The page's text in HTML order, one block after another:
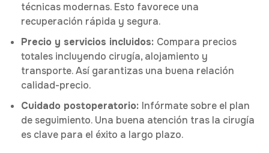
técnicas modernas. Esto favorece una
recuperación rápida y segura.
Precio y servicios incluidos: Compara precios
totales incluyendo cirugía, alojamiento y
transporte. Así garantizas una buena relación
calidad-precio.
Cuidado postoperatorio: Infórmate sobre el plan
de seguimiento. Una buena atención tras la cirugía
es clave para el éxito a largo plazo.